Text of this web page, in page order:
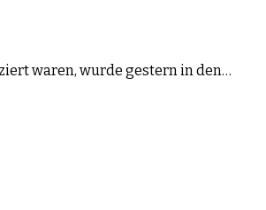
waren, wurde gestern in den…